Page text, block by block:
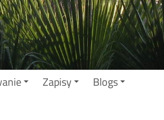
Zapisy Blogs